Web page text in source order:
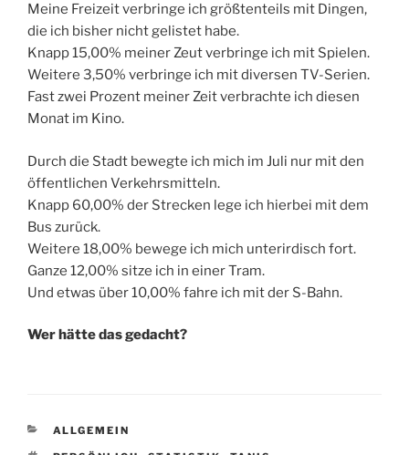
Meine Freizeit verbringe ich größtenteils mit Dingen,
die ich bisher nicht gelistet habe.
Knapp 15,00% meiner Zeut verbringe ich mit Spielen.
Weitere 3,50% verbringe ich mit diversen TV-Serien.
Fast zwei Prozent meiner Zeit verbrachte ich diesen
Monat im Kino.
Durch die Stadt bewegte ich mich im Juli nur mit den
öffentlichen Verkehrsmitteln.
Knapp 60,00% der Strecken lege ich hierbei mit dem
Bus zurück.
Weitere 18,00% bewege ich mich unterirdisch fort.
Ganze 12,00% sitze ich in einer Tram.
Und etwas über 10,00% fahre ich mit der S-Bahn.
Wer hätte das gedacht?
KATEGORIEN
ALLGEMEIN